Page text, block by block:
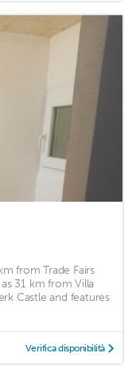
from Trade Fairs
31 km from Villa
Castle and features
Verifica disponibilità